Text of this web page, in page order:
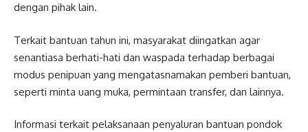
dengan pihak lain.
Terkait bantuan tahun ini, masyarakat diingatkan agar
senantiasa berhati-hati dan waspada terhadap berbagai
modus penipuan yang mengatasnamakan pemberi bantuan,
seperti minta uang muka, permintaan transfer, dan lainnya.
Informasi terkait pelaksanaan penyaluran bantuan pondok